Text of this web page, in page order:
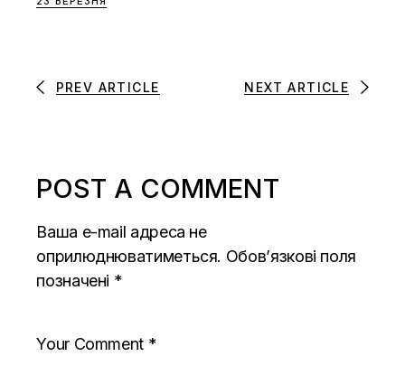
PREV ARTICLE NEXT ARTICLE
POST A COMMENT
Ваша e-mail адреса не
оприлюднюватиметься. Обов’язкові поля
позначені *